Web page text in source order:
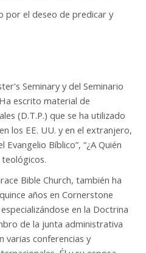
por el deseo de predicar y
Seminary y del Seminario
escrito material de
(D.T.P.) que se ha utilizado
los EE. UU. y en el extranjero,
Bíblico”, “¿A Quién
Bible Church, también ha
años en Cornerstone
en la Doctrina
de la junta administrativa
varias conferencias y